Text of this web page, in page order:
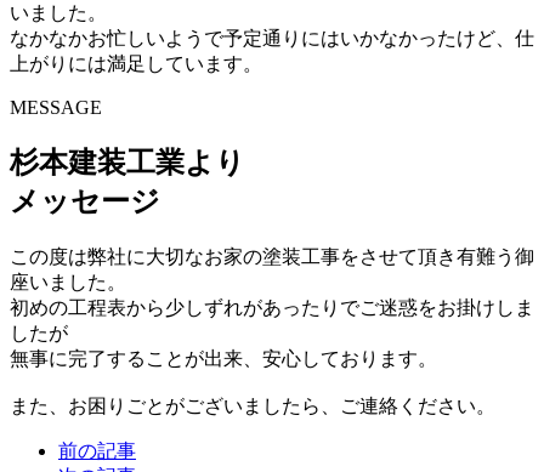
いました。
なかなかお忙しいようで予定通りにはいかなかったけど、仕
上がりには満足しています。
MESSAGE
杉本建装工業より
メッセージ
この度は弊社に大切なお家の塗装工事をさせて頂き有難う御
座いました。
初めの工程表から少しずれがあったりでご迷惑をお掛けしま
したが
無事に完了することが出来、安心しております。
また、お困りごとがございましたら、ご連絡ください。
前の記事